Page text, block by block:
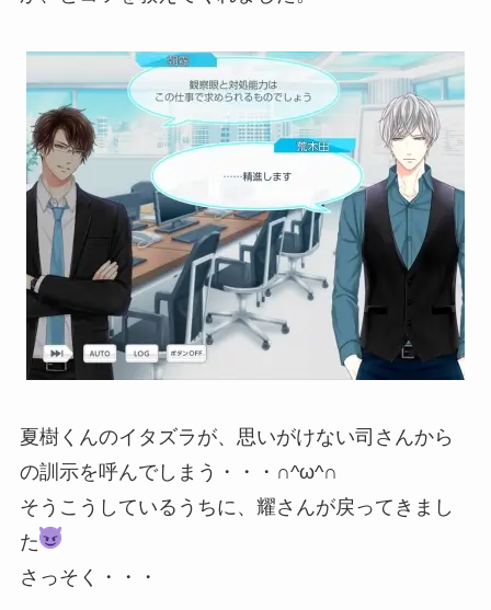
夏樹くんのイタズラが、思いがけない司さんから
の訓示を呼んでしまう・・・∩^ω^∩
そうこうしているうちに、耀さんが戻ってきまし
た
さっそく・・・